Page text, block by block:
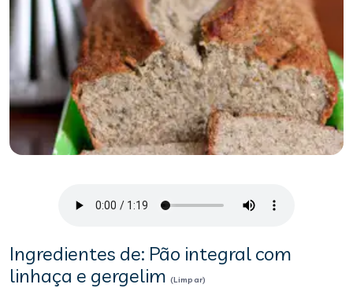
Ingredientes de: Pão integral com
linhaça e gergelim (Limpar)